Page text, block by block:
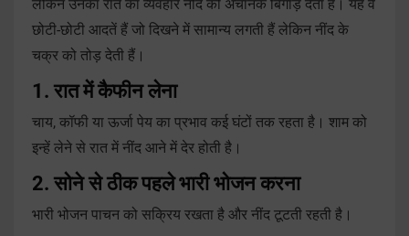
लेकिन उनका रात का व्यवहार नींद को अचानक बिगाड़ देता है। यह वे
छोटी-छोटी आदतें हैं जो दिखने में सामान्य लगती हैं लेकिन नींद के
चक्र को तोड़ देती हैं।
1. रात में कैफीन लेना
चाय, कॉफी या ऊर्जा पेय का प्रभाव कई घंटों तक रहता है। शाम को
इन्हें लेने से रात में नींद आने में देर होती है।
2. सोने से ठीक पहले भारी भोजन करना
भारी भोजन पाचन को सक्रिय रखता है और नींद टूटती रहती है।